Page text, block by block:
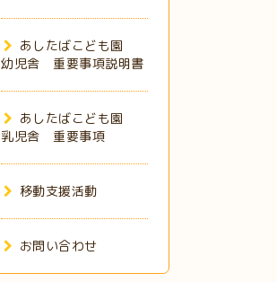
あしたばこども園
幼児舎 重要事項説明書
あしたばこども園
乳児舎 重要事項
移動支援活動
お問い合わせ